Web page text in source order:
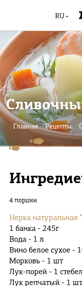
RU
Главная Рецепты
4 порции
Нерка натуральная
1 банка - 245г
Вода - 1 л
Вино белое сухое -
Морковь - 1 шт
Лук-порей - 1
Лук репчатый - 1 шт